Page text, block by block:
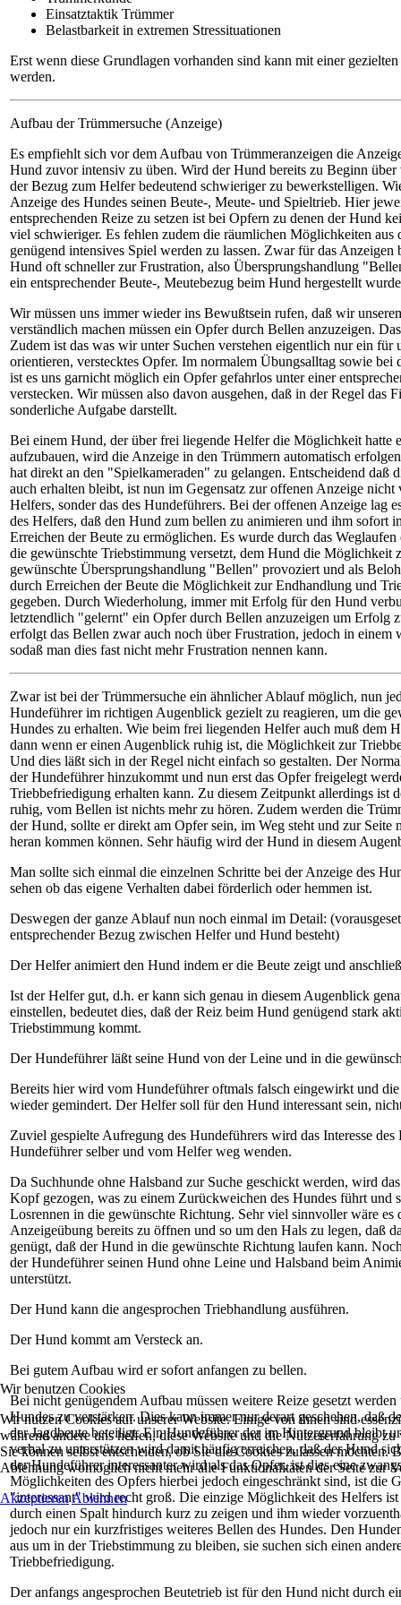
Einsatztaktik Trümmer
Belastbarkeit in extremen Stressituationen
Erst wenn diese Grundlagen vorhanden sind kann mit einer
werden.
Aufbau der Trümmersuche (Anzeige)
Es empfiehlt sich vor dem Aufbau von Trümmeranzeigen die
Hund zuvor intensiv zu üben. Wird der Hund bereits zu Beginn über
der Bezug zum Helfer bedeutend schwieriger zu bewerkstelligen.
Anzeige des Hundes seinen Beute-, Meute- und Spieltrieb. Hier
entsprechenden Reize zu setzen ist bei Opfern zu denen der Hund
viel schwieriger. Es fehlen zudem die räumlichen Möglichkeiten aus
genügend intensives Spiel werden zu lassen. Zwar für das Anzeigen
Hund oft schneller zur Frustration, also Übersprungshandlung
ein entsprechender Beute-, Meutebezug beim Hund hergestellt
Wir müssen uns immer wieder ins Bewußtsein rufen, daß wir
verständlich machen müssen ein Opfer durch Bellen anzuzeigen.
Zudem ist das was wir unter Suchen verstehen eigentlich nur ein für
orientieren, verstecktes Opfer. Im normalem Übungsalltag sowie bei
ist es uns garnicht möglich ein Opfer gefahrlos unter einer
verstecken. Wir müssen also davon ausgehen, daß in der Regel das
sonderliche Aufgabe darstellt.
Bei einem Hund, der über frei liegende Helfer die Möglichkeit hatte
aufzubauen, wird die Anzeige in den Trümmern automatisch
hat direkt an den "Spielkameraden" zu gelangen. Entscheidend daß
auch erhalten bleibt, ist nun im Gegensatz zur offenen Anzeige nicht
Helfers, sonder das des Hundeführers. Bei der offenen Anzeige lag
des Helfers, daß den Hund zum bellen zu animieren und ihm sofort
Erreichen der Beute zu ermöglichen. Es wurde durch das
die gewünschte Triebstimmung versetzt, dem Hund die Möglichkeit
gewünschte Übersprungshandlung "Bellen" provoziert und als
durch Erreichen der Beute die Möglichkeit zur Endhandlung und
gegeben. Durch Wiederholung, immer mit Erfolg für den Hund
letztendlich "gelernt" ein Opfer durch Bellen anzuzeigen um Erfolg
erfolgt das Bellen zwar auch noch über Frustration, jedoch in einem
sodaß man dies fast nicht mehr Frustration nennen kann.
Zwar ist bei der Trümmersuche ein ähnlicher Ablauf möglich, nun
Hundeführer im richtigen Augenblick gezielt zu reagieren, um die
Hundes zu erhalten. Wie beim frei liegenden Helfer auch muß dem
dann wenn er einen Augenblick ruhig ist, die Möglichkeit zur
Und dies läßt sich in der Regel nicht einfach so gestalten. Der
der Hundeführer hinzukommt und nun erst das Opfer freigelegt
Triebbefriedigung erhalten kann. Zu diesem Zeitpunkt allerdings ist
ruhig, vom Bellen ist nichts mehr zu hören. Zudem werden die
der Hund, sollte er direkt am Opfer sein, im Weg steht und zur Seite
heran kommen können. Sehr häufig wird der Hund in diesem
Man sollte sich einmal die einzelnen Schritte bei der Anzeige des
sehen ob das eigene Verhalten dabei förderlich oder hemmen ist.
Deswegen der ganze Ablauf nun noch einmal im Detail:
entsprechender Bezug zwischen Helfer und Hund besteht)
Der Helfer animiert den Hund indem er die Beute zeigt und
Ist der Helfer gut, d.h. er kann sich genau in diesem Augenblick
einstellen, bedeutet dies, daß der Reiz beim Hund genügend stark
Triebstimmung kommt.
Der Hundeführer läßt seine Hund von der Leine und in die
Bereits hier wird vom Hundeführer oftmals falsch eingewirkt und
wieder gemindert. Der Helfer soll für den Hund interessant sein,
Zuviel gespielte Aufregung des Hundeführers wird das Interesse
Hundeführer selber und vom Helfer weg wenden.
Da Suchhunde ohne Halsband zur Suche geschickt werden, wird
Kopf gezogen, was zu einem Zurückweichen des Hundes führt und
Losrennen in die gewünschte Richtung. Sehr viel sinnvoller wäre es
Anzeigeübung bereits zu öffnen und so um den Hals zu legen, daß
genügt, daß der Hund in die gewünschte Richtung laufen kann.
der Hundeführer seinen Hund ohne Leine und Halsband beim
unterstützt.
Der Hund kann die angesprochen Triebhandlung ausführen.
Der Hund kommt am Versteck an.
Bei gutem Aufbau wird er sofort anfangen zu bellen.
Bei nicht genügendem Aufbau müssen weitere Reize gesetzt
Hundes zu verstärken. Dies kann immer nur derart geschehen, daß
der Jagdbeute beteiligt. Ein Hundeführer der im Hintergrund bleibt
verbal zu unterstützen wird damit häufig erreichen, daß der Hund
der Hundeführer interessanter wird als das Opfer, ist dies eine
Möglichkeiten des Opfers hierbei jedoch eingeschränkt sind, ist die
"interessant" wird recht groß. Die einzige Möglichkeit des Helfers ist
durch einen Spalt hindurch kurz zu zeigen und ihm wieder
jedoch nur ein kurzfristiges weiteres Bellen des Hundes. Den
aus um in der Triebstimmung zu bleiben, sie suchen sich einen
Triebbefriedigung.
Der anfangs angesprochen Beutetrieb ist für den Hund nicht durch
Wir benutzen Cookies
Wir nutzen Cookies auf unserer Website. Einige von ihnen sind
während andere uns helfen, diese Website und die Nutzererfahrung
Sie können selbst entscheiden, ob Sie die Cookies zulassen möchten.
Ablehnung womöglich nicht mehr alle Funktionalitäten der Seite zur
AkzeptierenAblehnen